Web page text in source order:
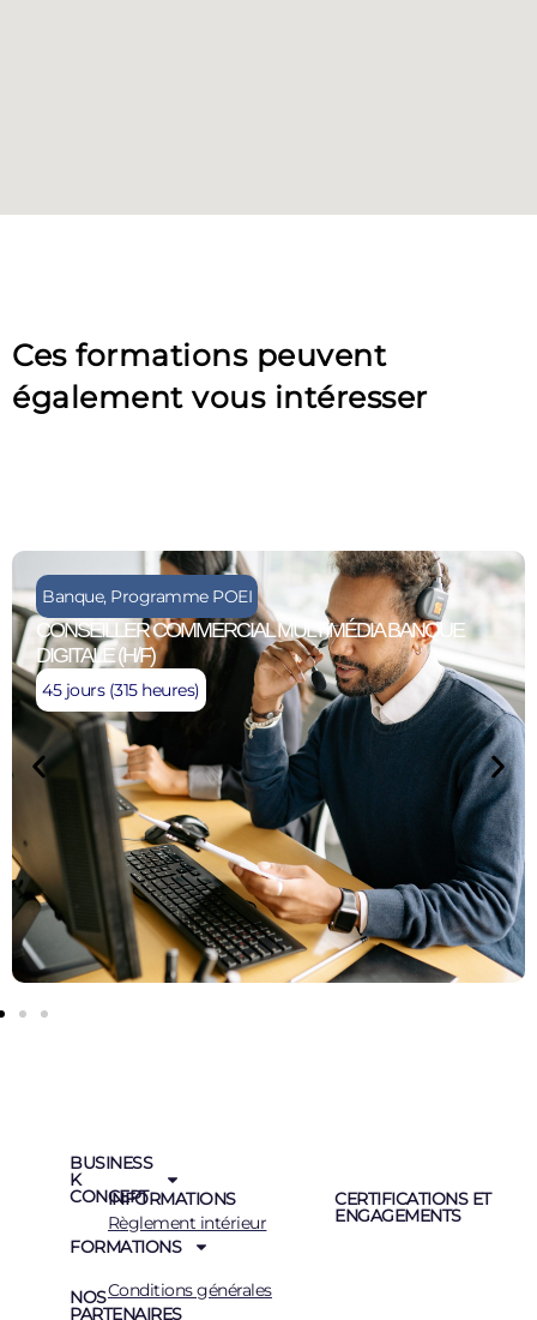
Ces formations peuvent
également vous intéresser
Banque, Programme POEI
CONSEILLER COMMERCIAL MULTIMÉDIA BANQUE
DIGITALE (H/F)
45 jours (315 heures)
BUSINESS
K
CONCEPT
FORMATIONS
NOS
PARTENAIRES
INFORMATIONS
Règlement intérieur
Conditions générales
CERTIFICATIONS ET
ENGAGEMENTS